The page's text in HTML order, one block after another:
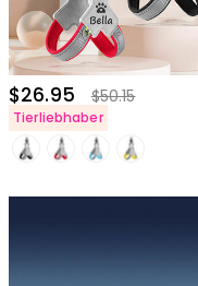
$26.95 $50.15
Tierliebhaber